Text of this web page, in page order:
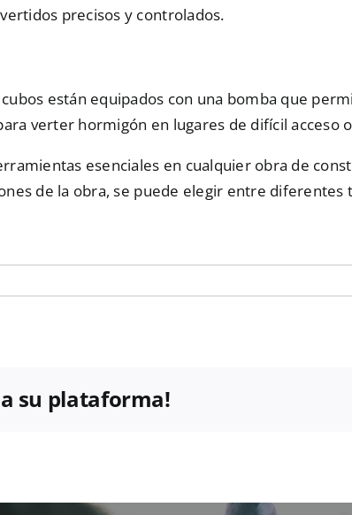
precisos y controlados.
cubos están equipados con una bomba que
verter hormigón en lugares de difícil acceso
esenciales en cualquier obra de
de la obra, se puede elegir entre diferentes
su plataforma!